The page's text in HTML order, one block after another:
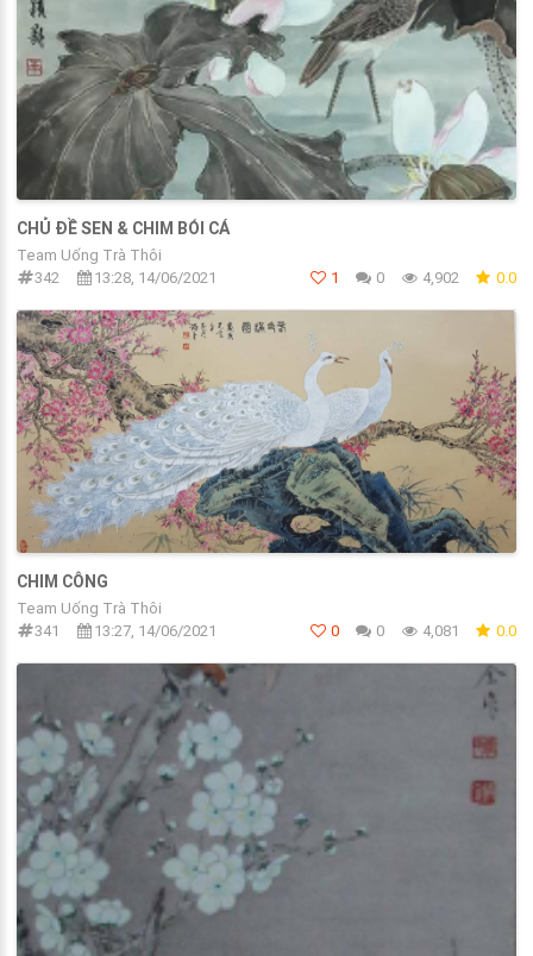
CHỦ ĐỀ SEN & CHIM BÓI CÁ
Team Uống Trà Thôi
342
13:28, 14/06/2021 1 0 4,902 0.0
CHIM CÔNG
Team Uống Trà Thôi
341
13:27, 14/06/2021 0 0 4,081 0.0